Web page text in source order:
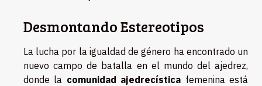
Desmontando Estereotipos
La lucha por la igualdad de género ha encontrado un
nuevo campo de batalla en el mundo del ajedrez,
donde la comunidad ajedrecística femenina está